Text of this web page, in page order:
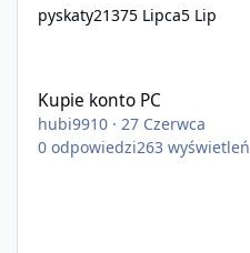
pyskaty21375 Lipca5 Lip
Kupie konto PC
hubi9910 · 27 Czerwca
0 odpowiedzi263 wyświetleń